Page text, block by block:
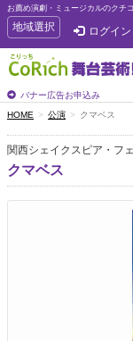
お薦め演劇・ミュージカルのクチ
T
o
g
g
e
n
a
v
i
g
地域選択 ログイン
バナー広告お申込み
HOME 公演 クマベス
関西シェイクスピア・フ
クマベス